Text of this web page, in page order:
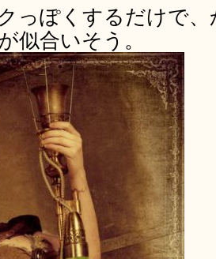
っぽくするだけで
似合いそう。